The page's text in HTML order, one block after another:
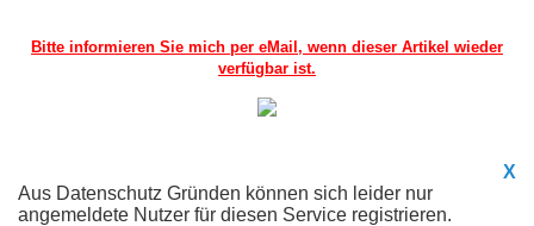
Bitte informieren Sie mich per eMail, wenn dieser Artikel wieder
verfügbar ist.
X
Aus Datenschutz Gründen können sich leider nur
angemeldete Nutzer für diesen Service registrieren.